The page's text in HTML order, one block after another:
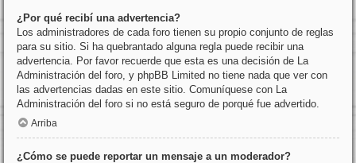
¿Por qué recibí una advertencia?
Los administradores de cada foro tienen su propio conjunto de reglas
para su sitio. Si ha quebrantado alguna regla puede recibir una
advertencia. Por favor recuerde que esta es una decisión de La
Administración del foro, y phpBB Limited no tiene nada que ver con
las advertencias dadas en este sitio. Comuníquese con La
Administración del foro si no está seguro de porqué fue advertido.
Arriba
¿Cómo se puede reportar un mensaje a un moderador?